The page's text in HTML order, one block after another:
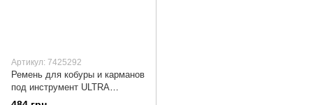
Артикул: 7425292
Ремень для кобуры и карманов
под инструмент ULTRA
(7425292)